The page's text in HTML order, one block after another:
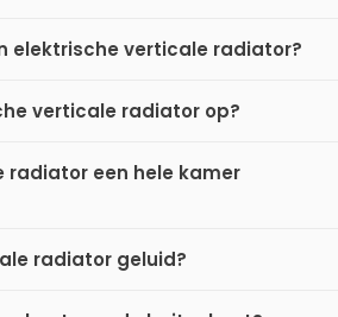
elektrische verticale radiator?
verticale radiator op?
radiator een hele kamer
radiator geluid?